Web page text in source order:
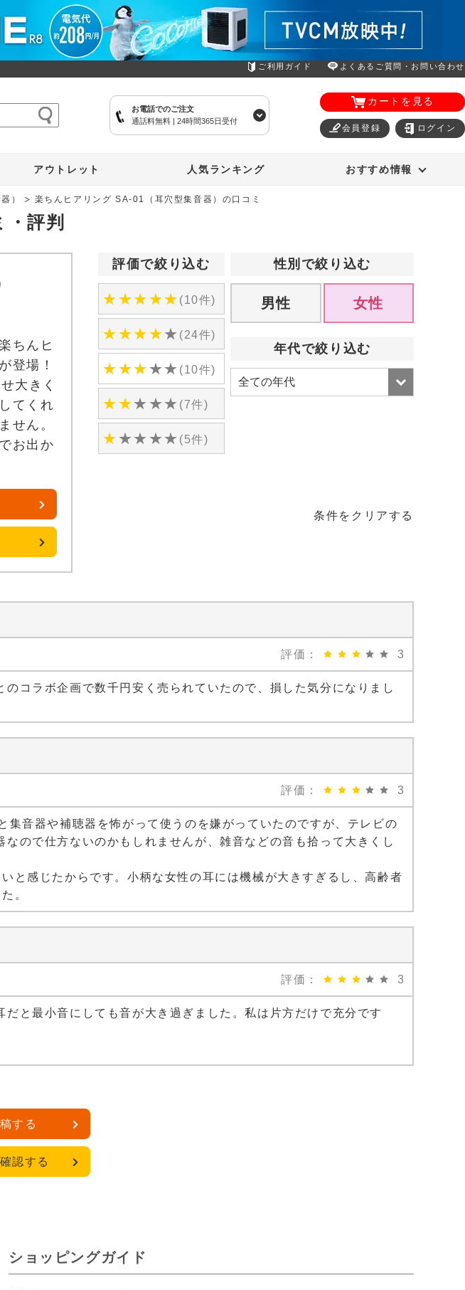
ご利用ガイド よくあるご質問・お問い合わせ
お電話でのご注文
通話料無料 | 24時間365日受付
カートを見る
会員登録 ログイン
アウトレット 人気ランキング おすすめ情報
） 楽ちんヒアリング SA-01（耳穴型集音器）の口コミ
評判
ちんヒ
登場！
大きく
てくれ
せん。
お出か
評価で絞り込む
★★★★★ (10件)
★★★★★ (24件)
★★★★★ (10件)
★★★★★ (7件)
★★★★★ (5件)
性別で絞り込む
男性 女性
年代で絞り込む
条件をクリアする
評価： 3
コラボ企画で数千円安く売られていたので、損した気分になりまし
評価： 3
音器や補聴器を怖がって使うのを嫌がっていたのですが、テレビの
ので仕方ないのかもしれませんが、雑音などの音も拾って大きくし
と感じたからです。小柄な女性の耳には機械が大きすぎるし、高齢者
。
評価： 3
と最小音にしても音が大き過ぎました。私は片方だけで充分です
する
認する
ショッピングガイド